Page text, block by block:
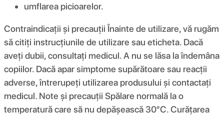
umflarea picioarelor.
Contraindicații și precauții Înainte de utilizare, vă rugăm
să citiți instrucțiunile de utilizare sau eticheta. Dacă
aveți dubii, consultați medicul. A nu se lăsa la îndemâna
copiilor. Dacă apar simptome supărătoare sau reacții
adverse, întrerupeți utilizarea produsului și contactați
medicul. Note și precauții Spălare normală la o
temperatură care să nu depășească 30°C. Curățarea